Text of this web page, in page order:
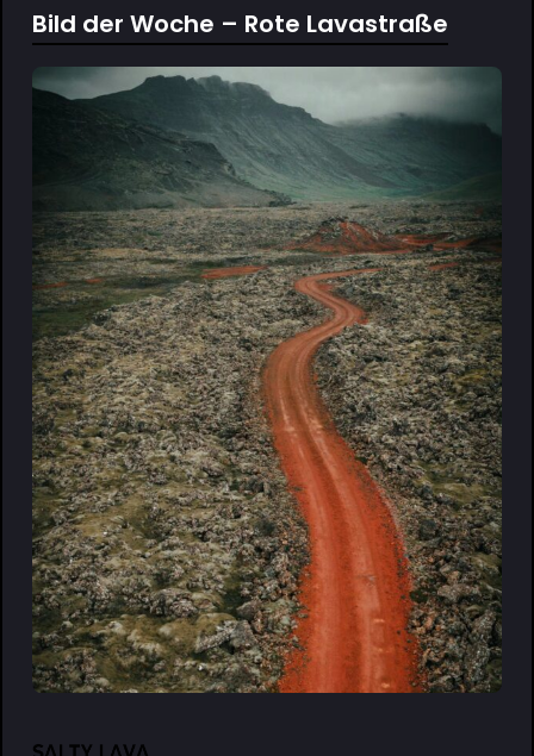
Bild der Woche – Rote Lavastraße